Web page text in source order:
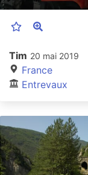
Tim 20 mai 2019
France
Entrevaux